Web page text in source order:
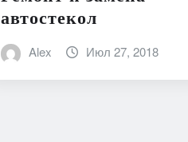
автостекол
Alex Июл 27, 2018